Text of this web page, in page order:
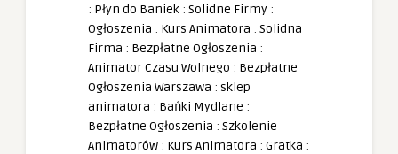
: Płyn do Baniek : Solidne Firmy :
Ogłoszenia : Kurs Animatora : Solidna
Firma : Bezpłatne Ogłoszenia :
Animator Czasu Wolnego : Bezpłatne
Ogłoszenia Warszawa : sklep
animatora : Bańki Mydlane :
Bezpłatne Ogłoszenia : Szkolenie
Animatorów : Kurs Animatora : Gratka :